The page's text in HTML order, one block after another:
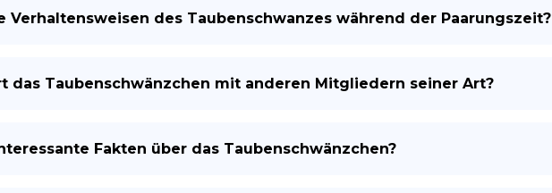
Verhaltensweisen des Taubenschwanzes während der Paarungszeit?
das Taubenschwänzchen mit anderen Mitgliedern seiner Art?
Fakten über das Taubenschwänzchen?